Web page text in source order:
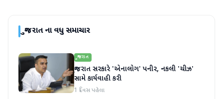
ગુજરાતના વધુ સમાચાર
ગુજરાત
ગુજરાત સરકારે 'એનાલોગ' પનીર, નકલી 'ચીઝ'
સામે કાર્યવાહી કરી
1 દિવસ પહેલા